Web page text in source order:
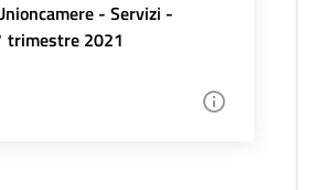
- Servizi -
trimestre 2021